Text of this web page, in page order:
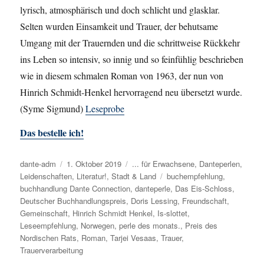
lyrisch, atmosphärisch und doch schlicht und glasklar.
Selten wurden Einsamkeit und Trauer, der behutsame
Umgang mit der Trauernden und die schrittweise Rückkehr
ins Leben so intensiv, so innig und so feinfühlig beschrieben
wie in diesem schmalen Roman von 1963, der nun von
Hinrich Schmidt-Henkel hervorragend neu übersetzt wurde.
(Syme Sigmund)Leseprobe
Das bestelle ich!
Autor
dante-adm
Veröffentlicht
am
1. Oktober 2019 Kategorien
... für Erwachsene, Danteperlen,
Leidenschaften, Literatur!,Stadt & Land Schlagwörter
buchempfehlung,
buchhandlung Dante Connection,danteperle, Das Eis-Schloss,
Deutscher Buchhandlungspreis, Doris Lessing, Freundschaft,
Gemeinschaft, Hinrich Schmidt Henkel, Is-slottet,
Leseempfehlung, Norwegen,perle des monats., Preis des
Nordischen Rats, Roman,Tarjei Vesaas,Trauer,
Trauerverarbeitung